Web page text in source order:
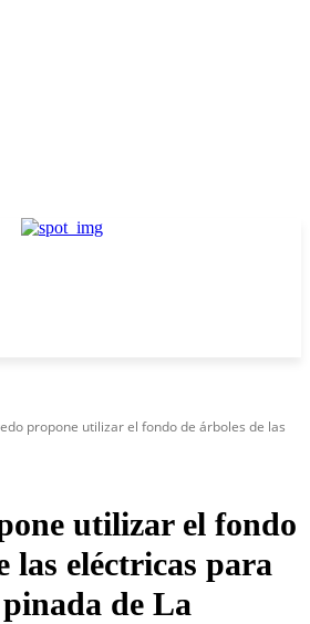
propone utilizar el fondo de árboles de las
utilizar el fondo
las eléctricas para
de La